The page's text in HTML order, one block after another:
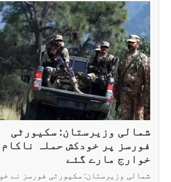
شمالی وزیرستان: سکیورٹی
خوارج مارے گئے
شمالی وزیرستان: سکیورٹی فورسز نے